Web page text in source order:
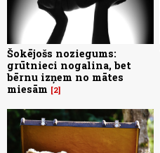
Šokējošs noziegums:
grūtnieci nogalina, bet
bērnu izņem no mātes
miesām
2